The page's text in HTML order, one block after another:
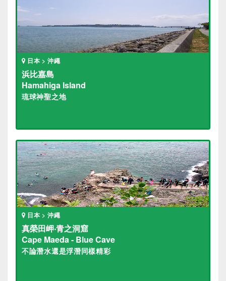
日本 > 沖繩
浜比嘉島
Hamahiga Island
琉球神聖之地
日本 > 沖繩
真榮田岬‧青之洞窟
Cape Maeda - Blue Cave
不論潛水還是浮潛同樣精彩